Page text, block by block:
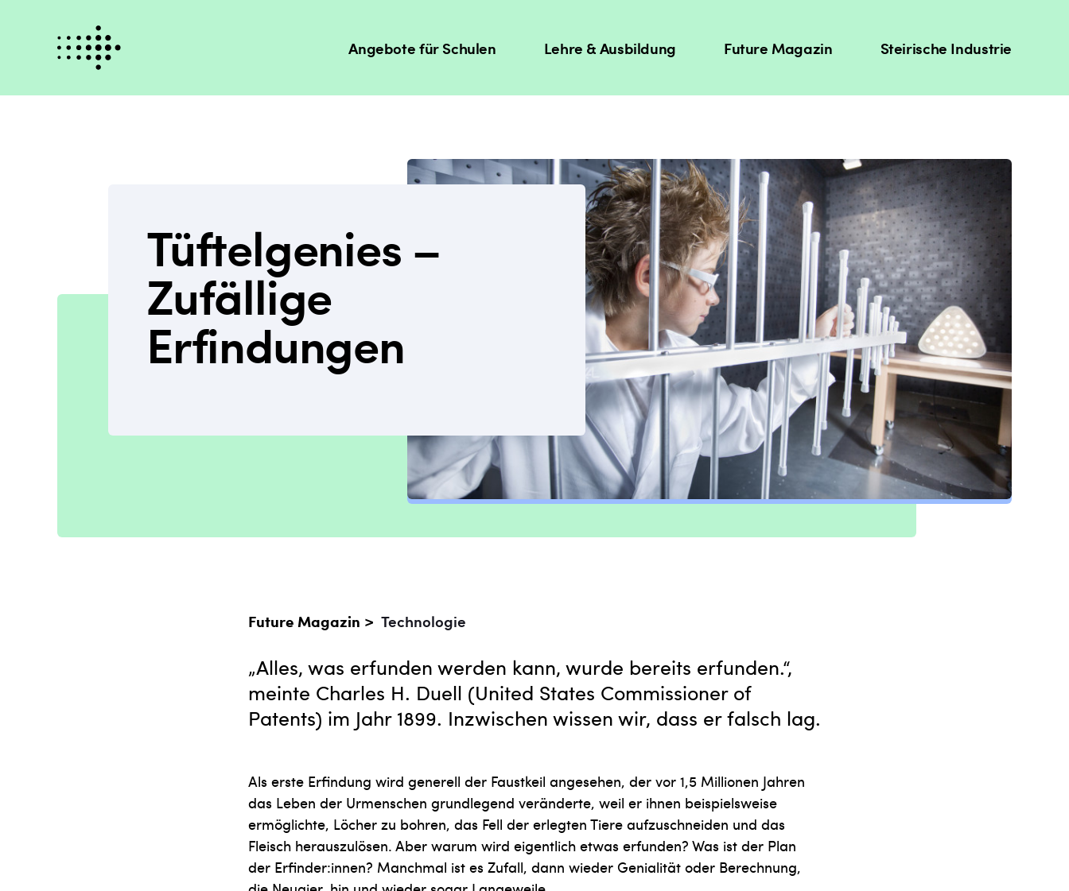
Angebote für Schulen Lehre & Ausbildung Future Magazin Steirische Industrie
Tüftelgenies –
Zufällige
Erfindungen
Future Magazin > Technologie
„Alles, was erfunden werden kann, wurde bereits erfunden.“,
meinte Charles H. Duell (United States Commissioner of
Patents) im Jahr 1899. Inzwischen wissen wir, dass er falsch lag.
Als erste Erfindung wird generell der Faustkeil angesehen, der vor 1,5 Millionen Jahren
das Leben der Ur­menschen grundlegend veränderte, weil er ihnen beispielsweise
ermöglichte, Löcher zu bohren, das Fell der erlegten Tiere aufzuschneiden und das
Fleisch herauszulösen. Aber warum wird ei­gentlich etwas erfunden? Was ist der Plan
der Erfinder:innen? Manchmal ist es Zufall, dann wieder Genialität oder Berechnung,